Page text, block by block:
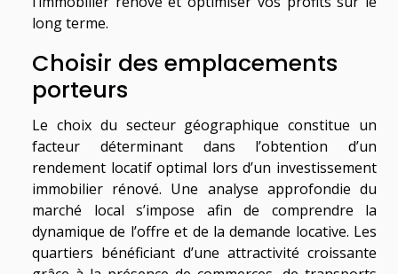
long terme.
Choisir des emplacements
porteurs
Le choix du secteur géographique constitue un
facteur déterminant dans l’obtention d’un
rendement locatif optimal lors d’un investissement
immobilier rénové. Une analyse approfondie du
marché local s’impose afin de comprendre la
dynamique de l’offre et de la demande locative. Les
quartiers bénéficiant d’une attractivité croissante